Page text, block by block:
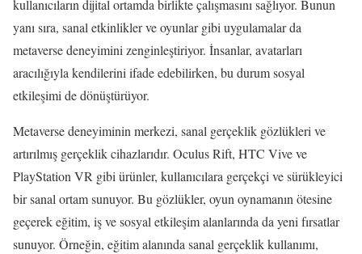
kullanıcıların dijital ortamda birlikte çalışmasını sağlıyor. Bunun
yanı sıra, sanal etkinlikler ve oyunlar gibi uygulamalar da
metaverse deneyimini zenginleştiriyor. İnsanlar, avatarları
aracılığıyla kendilerini ifade edebilirken, bu durum sosyal
etkileşimi de dönüştürüyor.
Metaverse deneyiminin merkezi, sanal gerçeklik gözlükleri ve
artırılmış gerçeklik cihazlarıdır. Oculus Rift, HTC Vive ve
PlayStation VR gibi ürünler, kullanıcılara gerçekçi ve sürükleyici
bir sanal ortam sunuyor. Bu gözlükler, oyun oynamanın ötesine
geçerek eğitim, iş ve sosyal etkileşim alanlarında da yeni fırsatlar
sunuyor. Örneğin, eğitim alanında sanal gerçeklik kullanımı,